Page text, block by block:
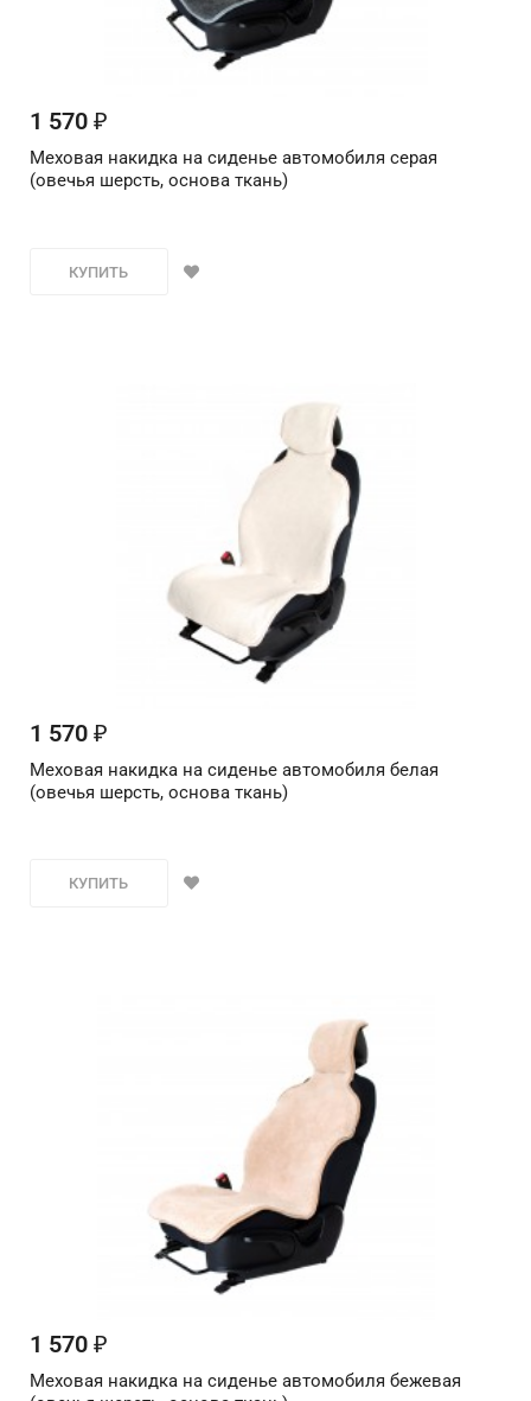
1 570 ₽
Меховая накидка на сиденье автомобиля серая
(овечья шерсть, основа ткань)
КУПИТЬ
1 570 ₽
Меховая накидка на сиденье автомобиля белая
(овечья шерсть, основа ткань)
КУПИТЬ
1 570 ₽
Меховая накидка на сиденье автомобиля бежевая